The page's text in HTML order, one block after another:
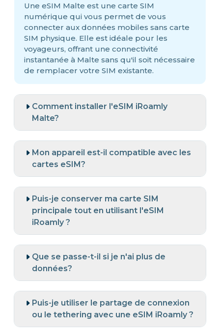
Une eSIM Malte est une carte SIM
numérique qui vous permet de vous
connecter aux données mobiles sans carte
SIM physique. Elle est idéale pour les
voyageurs, offrant une connectivité
instantanée à Malte sans qu'il soit nécessaire
de remplacer votre SIM existante.
Comment installer l'eSIM iRoamly
Malte?
Mon appareil est-il compatible avec les
cartes eSIM?
Puis-je conserver ma carte SIM
principale tout en utilisant l'eSIM
iRoamly ?
Que se passe-t-il si je n'ai plus de
données?
Puis-je utiliser le partage de connexion
ou le tethering avec une eSIM iRoamly ?